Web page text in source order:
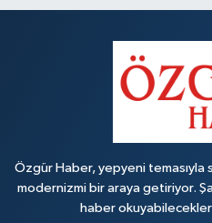
Özgür Haber, yepyeni
modernizmi bir araya getiriyor.
haber